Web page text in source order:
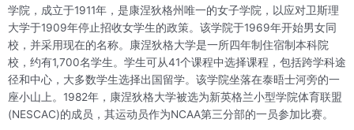
学院，成立于1911年，是康涅狄格州唯一的女子学院，以应对卫斯理
大学于1909年停止招收女学生的政策。该学院于1969年开始男女同
校，并采用现在的名称。康涅狄格大学是一所四年制住宿制本科院
校，约有1,700名学生。学生可从41个课程中选择课程，包括跨学科途
径和中心，大多数学生选择出国留学。该学院坐落在泰晤士河旁的一
座小山上。1982年，康涅狄格大学被选为新英格兰小型学院体育联盟
(NESCAC)的成员，其运动员作为NCAA第三分部的一员参加比赛。